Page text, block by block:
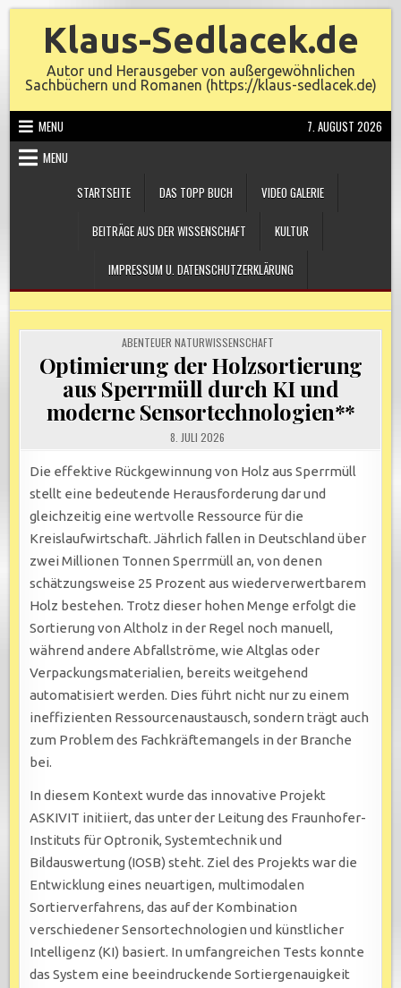
Klaus-Sedlacek.de
Autor und Herausgeber von außergewöhnlichen
Sachbüchern und Romanen (https://klaus-sedlacek.de)
MENU
7. AUGUST 2026
MENU
STARTSEITE
DAS TOPP BUCH VIDEO GALERIE
BEITRÄGE AUS DER WISSENSCHAFT KULTUR
IMPRESSUM U. DATENSCHUTZERKLÄRUNG
POSTED
IN
ABENTEUER NATURWISSENSCHAFT
Optimierung der Holzsortierung
aus Sperrmüll durch KI und
moderne Sensortechnologien**
8. JULI 2026
Die effektive Rückgewinnung von Holz aus Sperrmüll
stellt eine bedeutende Herausforderung dar und
gleichzeitig eine wertvolle Ressource für die
Kreislaufwirtschaft. Jährlich fallen in Deutschland über
zwei Millionen Tonnen Sperrmüll an, von denen
schätzungsweise 25 Prozent aus wiederverwertbarem
Holz bestehen. Trotz dieser hohen Menge erfolgt die
Sortierung von Altholz in der Regel noch manuell,
während andere Abfallströme, wie Altglas oder
Verpackungsmaterialien, bereits weitgehend
automatisiert werden. Dies führt nicht nur zu einem
ineffizienten Ressourcenaustausch, sondern trägt auch
zum Problem des Fachkräftemangels in der Branche
bei.
In diesem Kontext wurde das innovative Projekt
ASKIVIT initiiert, das unter der Leitung des Fraunhofer-
Instituts für Optronik, Systemtechnik und
Bildauswertung (IOSB) steht. Ziel des Projekts war die
Entwicklung eines neuartigen, multimodalen
Sortierverfahrens, das auf der Kombination
verschiedener Sensortechnologien und künstlicher
Intelligenz (KI) basiert. In umfangreichen Tests konnte
das System eine beeindruckende Sortiergenauigkeit